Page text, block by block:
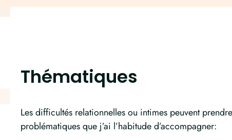
Thématiques
Les difficultés relationnelles ou intimes peuvent
problématiques que j’ai l’habitude d’accompagner: